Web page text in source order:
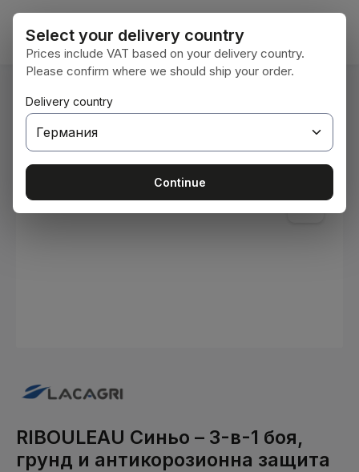
Преминете към основното съдържание
Вие сте тук: Начална страница
Бои и лакове
Пропуснете галерия с изображения
RIBOULEAU Синьо – 3-в-1 боя,
грунд и антикорозионна защита
Select your delivery country
Prices include VAT based on your delivery country.
Please confirm where we should ship your order.
Delivery country
Continue